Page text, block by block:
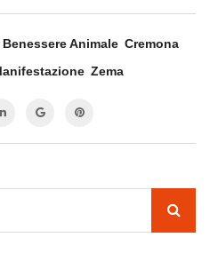
Benessere Animale Cremona
Zema